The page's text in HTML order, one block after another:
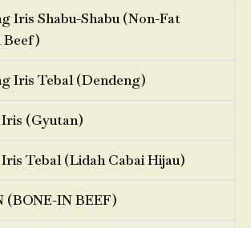
Iris Shabu-Shabu (Non-Fat
Beef)
Iris Tebal (Dendeng)
(Gyutan)
Tebal (Lidah Cabai Hijau)
(BONE-IN BEEF)